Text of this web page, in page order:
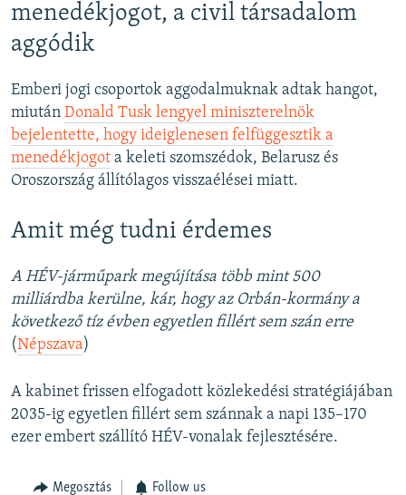
menedékjogot, a civil társadalom
aggódik
Emberi jogi csoportok aggodalmuknak adtak hangot,
miután Donald Tusk lengyel miniszterelnök
bejelentette, hogy ideiglenesen felfüggesztik a
menedékjogot a keleti szomszédok, Belarusz és
Oroszország állítólagos visszaélései miatt.
Amit még tudni érdemes
A HÉV-járműpark megújítása több mint 500
milliárdba kerülne, kár, hogy az Orbán-kormány a
következő tíz évben egyetlen fillért sem szán erre
(Népszava)
A kabinet frissen elfogadott közlekedési stratégiájában
2035-ig egyetlen fillért sem szánnak a napi 135–170
ezer embert szállító HÉV-vonalak fejlesztésére.
Megosztás Follow us